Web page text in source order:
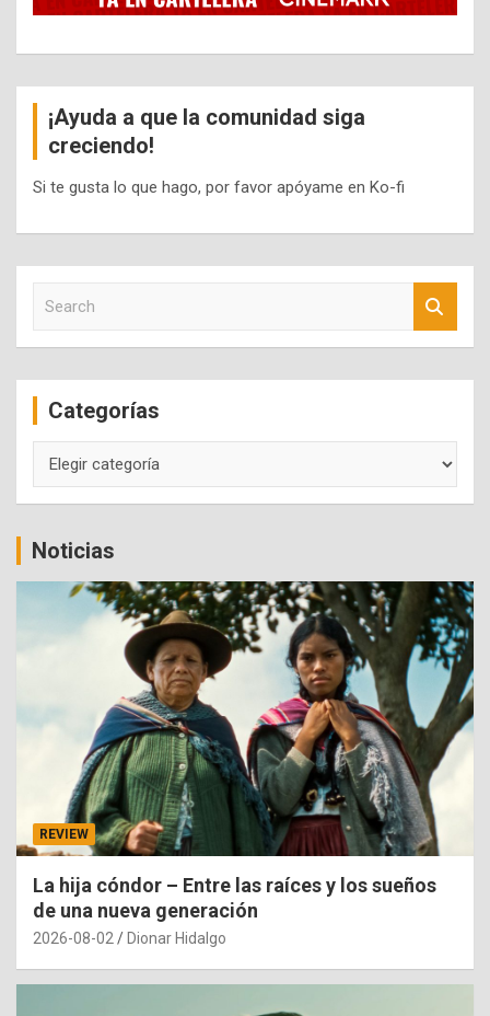
¡Ayuda a que la comunidad siga
creciendo!
Si te gusta lo que hago, por favor apóyame en Ko-fi
c
Categorías
Noticias
REVIEW
La hija cóndor – Entre las raíces y los sueños
de una nueva generación
2026-08-02 Dionar Hidalgo